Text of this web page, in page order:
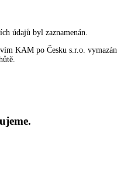
údajů byl zaznamenán.
KAM po Česku s.r.o. vymazán